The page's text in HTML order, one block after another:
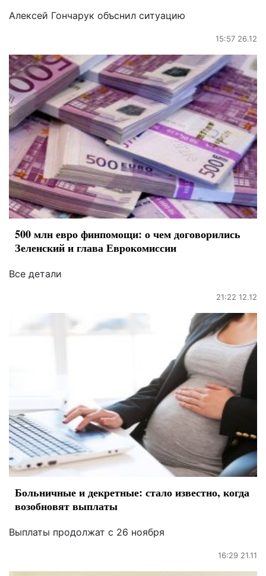
Алексей Гончарук объснил ситуацию
15:57 26.12
500 млн евро финпомощи: о чем договорились
Зеленский и глава Еврокомиссии
Все детали
21:22 12.12
Больничные и декретные: стало известно, когда
возобновят выплаты
Выплаты продолжат с 26 ноября
16:29 21.11